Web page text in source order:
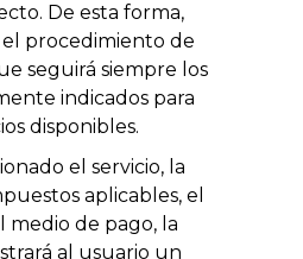
De esta forma,
procedimiento de
seguirá siempre los
indicados para
disponibles.
el servicio, la
aplicables, el
medio de pago, la
al usuario un